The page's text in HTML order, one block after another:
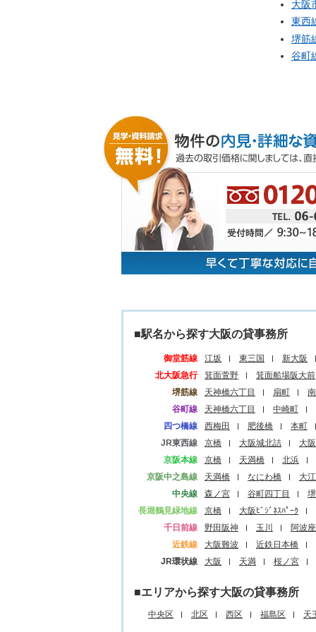
大阪
東西
堺筋
谷町
■駅名から探す大阪の貸事務所
御堂筋線 江坂 東三国
新大阪
北大阪急行
箕面萱野
箕面船場阪大前
堺筋線
天神橋六丁目 扇町
谷町線
天神橋六丁目
中崎町
四つ橋線
西梅田 肥後橋
本町
JR東西線
京橋 大阪城北詰
大
京阪本線
京橋 天満橋
北浜
京阪中之島線
天満橋 なにわ橋
大
中央線
森ノ宮 谷町四丁目
長堀鶴見緑地線
京橋
大阪ﾋﾞｼﾞﾈｽﾊﾟｰｸ
千日前線
野田阪神 玉川
阿波座
近鉄線
大阪難波
近鉄日本橋
JR環状線
大阪 天満 桜ノ宮
■エリアから探す大阪の貸事務所
中央区 北区 西区 福島区 天